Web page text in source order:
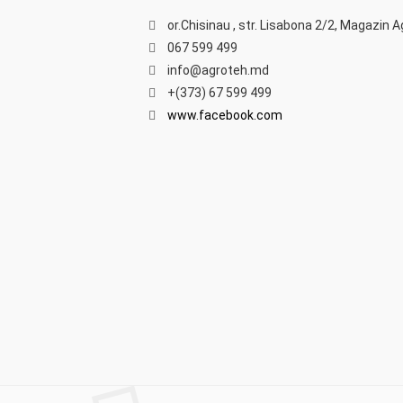
or.Chisinau , str. Lisabona 2/2, Magazin
067 599 499
info@agroteh.md
+(373) 67 599 499
www.facebook.com